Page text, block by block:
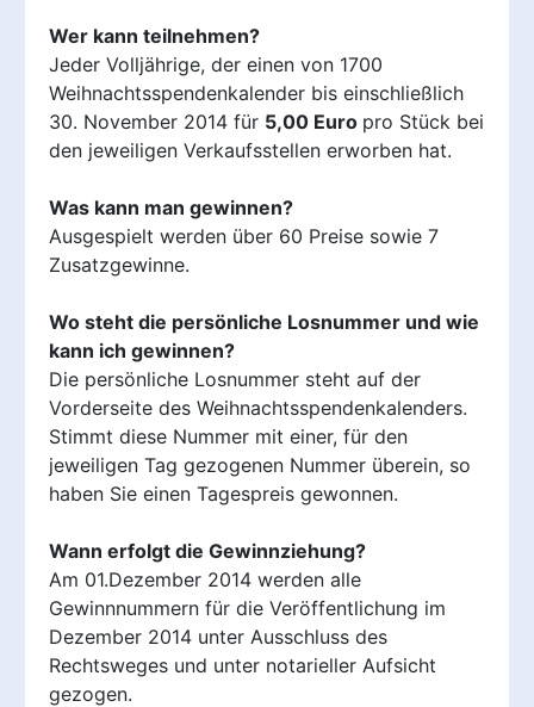
Wer kann teilnehmen?
Jeder Volljährige, der einen von 1700
Weihnachtsspendenkalender bis einschließlich
30. November 2014 für 5,00 Euro pro Stück bei
den jeweiligen Verkaufsstellen erworben hat.
Was kann man gewinnen?
Ausgespielt werden über 60 Preise sowie 7
Zusatzgewinne.
Wo steht die persönliche Losnummer und wie
kann ich gewinnen?
Die persönliche Losnummer steht auf der
Vorderseite des Weihnachtsspendenkalenders.
Stimmt diese Nummer mit einer, für den
jeweiligen Tag gezogenen Nummer überein, so
haben Sie einen Tagespreis gewonnen.
Wann erfolgt die Gewinnziehung?
Am 01.Dezember 2014 werden alle
Gewinnnummern für die Veröffentlichung im
Dezember 2014 unter Ausschluss des
Rechtsweges und unter notarieller Aufsicht
gezogen.